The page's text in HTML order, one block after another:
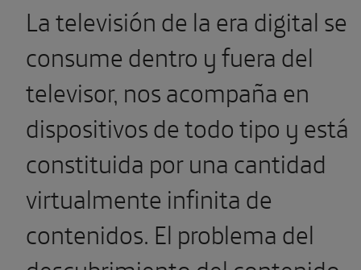
La televisión de la era digital se
consume dentro y fuera del
televisor, nos acompaña en
dispositivos de todo tipo y está
constituida por una cantidad
virtualmente infinita de
contenidos. El problema del